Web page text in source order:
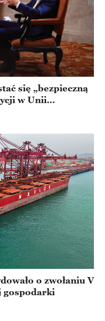
się „bezpieczną
w Unii
o zwołaniu V
gospodarki